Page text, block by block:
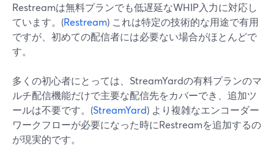
Restreamは無料プランでも低遅延なWHIP入力に対応し
ています。(Restream) これは特定の技術的な用途で有用
ですが、初めての配信者には必要ない場合がほとんどで
す。
多くの初心者にとっては、StreamYardの有料プランのマ
ルチ配信機能だけで主要な配信先をカバーでき、追加ツ
ールは不要です。(StreamYard) より複雑なエンコーダー
ワークフローが必要になった時にRestreamを追加するの
が現実的です。